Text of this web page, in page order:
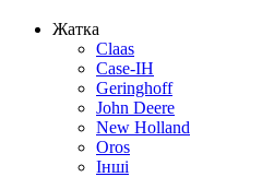
Жатка
Claas
Case-IH
Geringhoff
John Deere
New Holland
Oros
Інші